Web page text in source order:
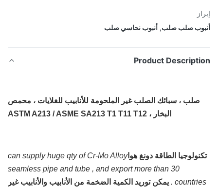
صلب صلب ,أنبوب نحاسي صلب
Product
صلب ، سبائك الصلب غير الملحومة للأنابيب للغلايات ، محمص
البخار ، ASTM A213 / ASME SA213 T1 T11 T12
الطاقة دونغ هواcan supply huge qty of Cr-Mo Alloy
seamless pipe and tube , and export more than 30
يمكن توريد الكمية الضخمة من الأنابيب والأنابيب غير